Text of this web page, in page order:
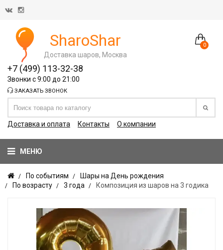
0
SharoShar
Доставка шаров, Москва
+7 (499) 113-32-38
Звонки с 9:00 до 21:00
ЗАКАЗАТЬ ЗВОНОК
Доставка и оплата Контакты О компании
МЕНЮ
По событиям
Шары на День рождения
По возрасту
3 года Композиция из шаров на 3 годика